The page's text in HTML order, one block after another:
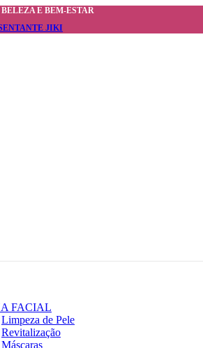
E BEM-ESTAR
JIKI
FACIAL
Limpeza de Pele
Revitalização
Máscaras